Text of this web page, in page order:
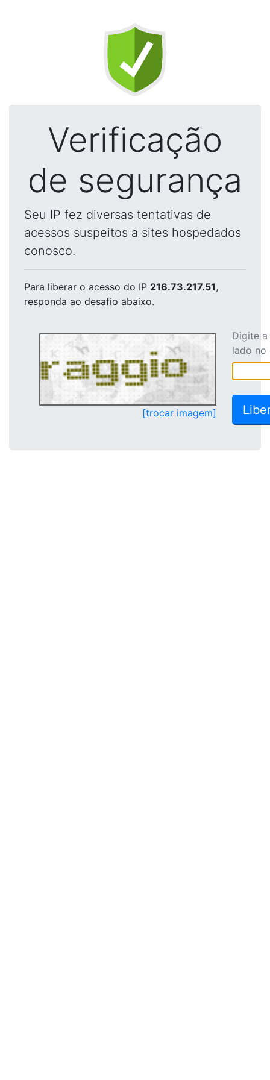
Verificação
de segurança
Seu IP fez diversas tentativas de
acessos suspeitos a sites hospedados
conosco.
Para liberar o acesso do IP 216.73.217.51,
responda ao desafio abaixo.
[trocar imagem]
Digite
lado no